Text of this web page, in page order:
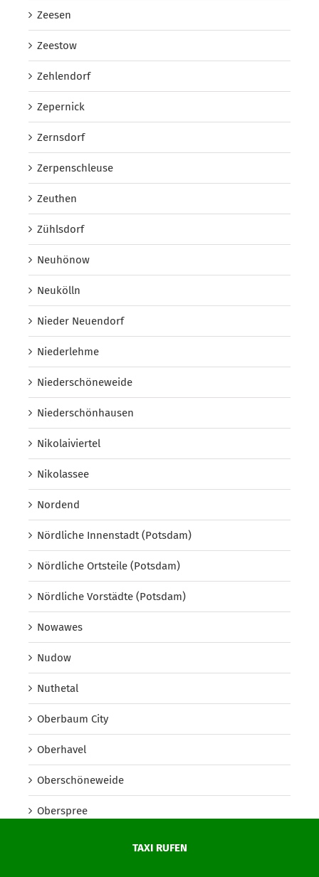
TAXI RUFEN
Zeesen
Zeestow
Zehlendorf
Zepernick
Zernsdorf
Zerpenschleuse
Zeuthen
Zühlsdorf
Neuhönow
Neukölln
Nieder Neuendorf
Niederlehme
Niederschöneweide
Niederschönhausen
Nikolaiviertel
Nikolassee
Nordend
Nördliche Innenstadt (Potsdam)
Nördliche Ortsteile (Potsdam)
Nördliche Vorstädte (Potsdam)
Nowawes
Nudow
Nuthetal
Oberbaum City
Oberhavel
Oberschöneweide
Oberspree